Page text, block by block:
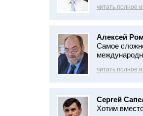
читать полное
Алексей
Самое
читать полное
Сергей
Хотим